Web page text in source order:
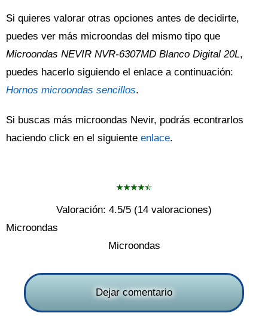
Si quieres valorar otras opciones antes de decidirte,
puedes ver más microondas del mismo tipo que
Microondas NEVIR NVR-6307MD Blanco Digital 20L,
puedes hacerlo siguiendo el enlace a continuación:
Hornos microondas sencillos.
Si buscas más microondas Nevir, podrás econtrarlos
haciendo click en el siguiente enlace.
Valoración: 4.5/5 (14 valoraciones)
Microondas
Microondas
Dejar comentario